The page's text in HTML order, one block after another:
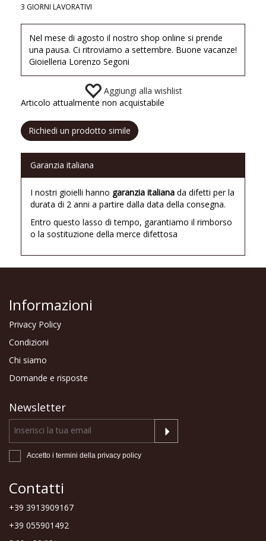
3 GIORNI LAVORATIVI
Nel mese di agosto il nostro shop online si prende
una pausa. Ci ritroviamo a settembre. Buone vacanze!
Gioielleria Lorenzo Segoni
Aggiungi alla wishlist
Articolo attualmente non acquistabile
Richiedi un prodotto simile
Garanzia italiana
I nostri gioielli hanno garanzia italiana da difetti per la
durata di 2 anni a partire dalla data della consegna.
Entro questo lasso di tempo, garantiamo il rimborso
o la sostituzione della merce difettosa
Informazioni
Privacy Policy
Condizioni
Chi siamo
Domande e risposte
Newsletter
Accetto i termini della privacy policy
Contatti
+39 3913909167
+39 055901492